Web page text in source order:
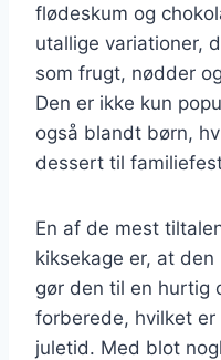
flødeskum og
utallige variationer,
som frugt, nødder
Den er ikke kun
også blandt børn,
dessert til
En af de mest
kiksekage er, at
gør den til en hurtig
forberede, hvilket
juletid. Med blot